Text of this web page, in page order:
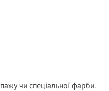
чи спеціальної фарби.